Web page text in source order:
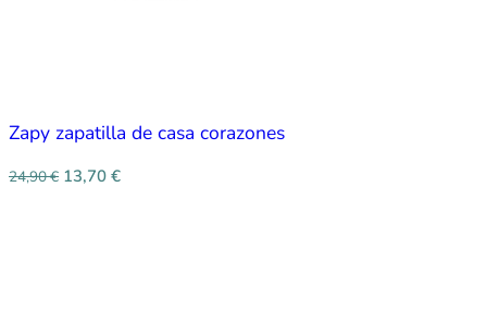
Zapy zapatilla de casa corazones
24,90€ 13,70 €